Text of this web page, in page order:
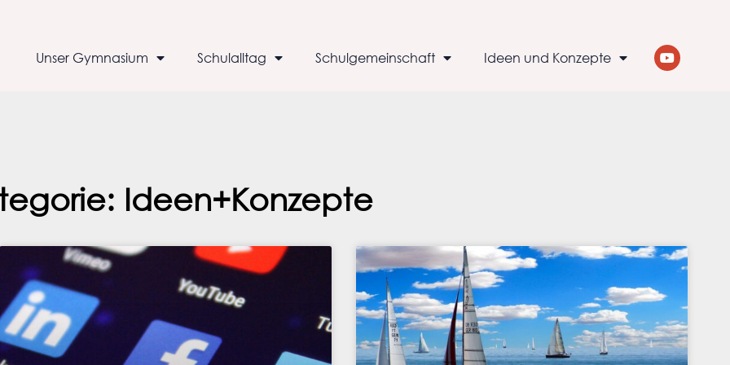
Unser Gymnasium Schulalltag Schulgemeinschaft Ideen und Konzepte
Ideen+Konzepte